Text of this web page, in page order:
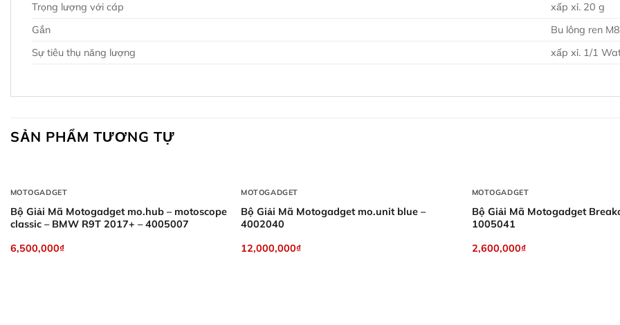
Trọng lượng với cáp
xấp xỉ. 20 g
Gắn
Bu lông ren M8
Sự tiêu thụ năng lượng
xấp xỉ. 1/1
SẢN PHẨM TƯƠNG TỰ
MOTOGADGET
Bộ Giải Mã Motogadget mo.hub – motoscope
classic – BMW R9T 2017+ – 4005007
6,500,000₫
MOTOGADGET
Bộ Giải Mã Motogadget mo.unit blue –
4002040
12,000,000₫
MOTOGADGET
Bộ Giải Mã Motogadget
1005041
2,600,000₫